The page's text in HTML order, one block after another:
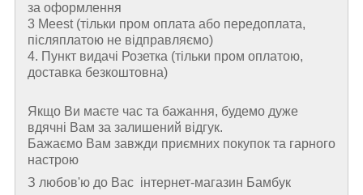
за оформлення
3 Meest (тільки пром оплата або передоплата,
післяплатою не відправляємо)
4. Пункт видачі Розетка (тільки пром оплатою,
доставка безкоштовна)
Якщо Ви маєте час та бажання, будемо дуже
вдячні Вам за залишений відгук.
Бажаємо Вам завжди приємних покупок та гарного
настрою
З любов'ю до Вас інтернет-магазин Бамбук